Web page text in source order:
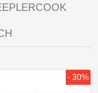
- 30%